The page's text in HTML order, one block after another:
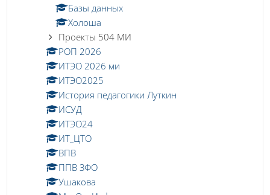
Базы данных
Холоша
Проекты 504 МИ
РОП 2026
ИТЭО 2026 ми
ИТЭО2025
История педагогики Луткин
ИСУД
ИТЭО24
ИТ_ЦТО
ВПВ
ППВ ЗФО
Ушакова